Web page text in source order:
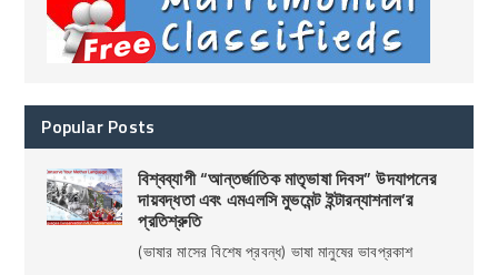
Popular Posts
বিশ্বব্যাপী “আন্তর্জাতিক মাতৃভাষা দিবস” উদযাপনের
দায়বদ্ধতা এবং এমএলসি মুভমেন্ট ইন্টারন্যাশনাল’র
প্রতিশ্রুতি
(ভাষার মাসের বিশেষ প্রবন্ধ) ভাষা মানুষের ভাবপ্রকাশ